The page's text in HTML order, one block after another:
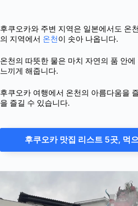
후쿠오카와 주변 지역은 일본에서도 온
의 지역에서 온천 이 솟아 나옵니다.
온천의 따뜻한 물은 마치 자연의 품 안
느끼게 해줍니다.
후쿠오카 여행에서 온천의 아름다움을
을 즐길 수 있습니다.
후쿠오카 맛집 리스트 5곳, 먹